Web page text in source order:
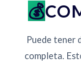
Puede tener
completa.